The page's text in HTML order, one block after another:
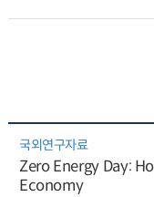
국외연구자료
Zero Energy Day:
Economy